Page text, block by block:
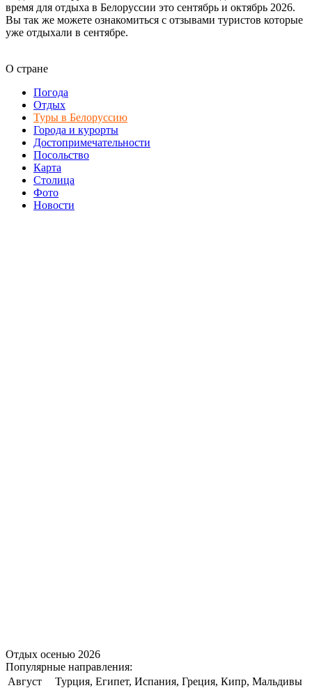
время для отдыха в Белоруссии это сентябрь и октябрь 2026.
Вы так же можете ознакомиться с отзывами туристов которые
уже отдыхали в сентябре.
О стране
Погода
Отдых
Туры в Белоруссию
Города и курорты
Достопримечательности
Посольство
Карта
Столица
Фото
Новости
Отдых осенью 2026
Популярные направления:
Август
Турция, Египет, Испания, Греция, Кипр, Мальдивы